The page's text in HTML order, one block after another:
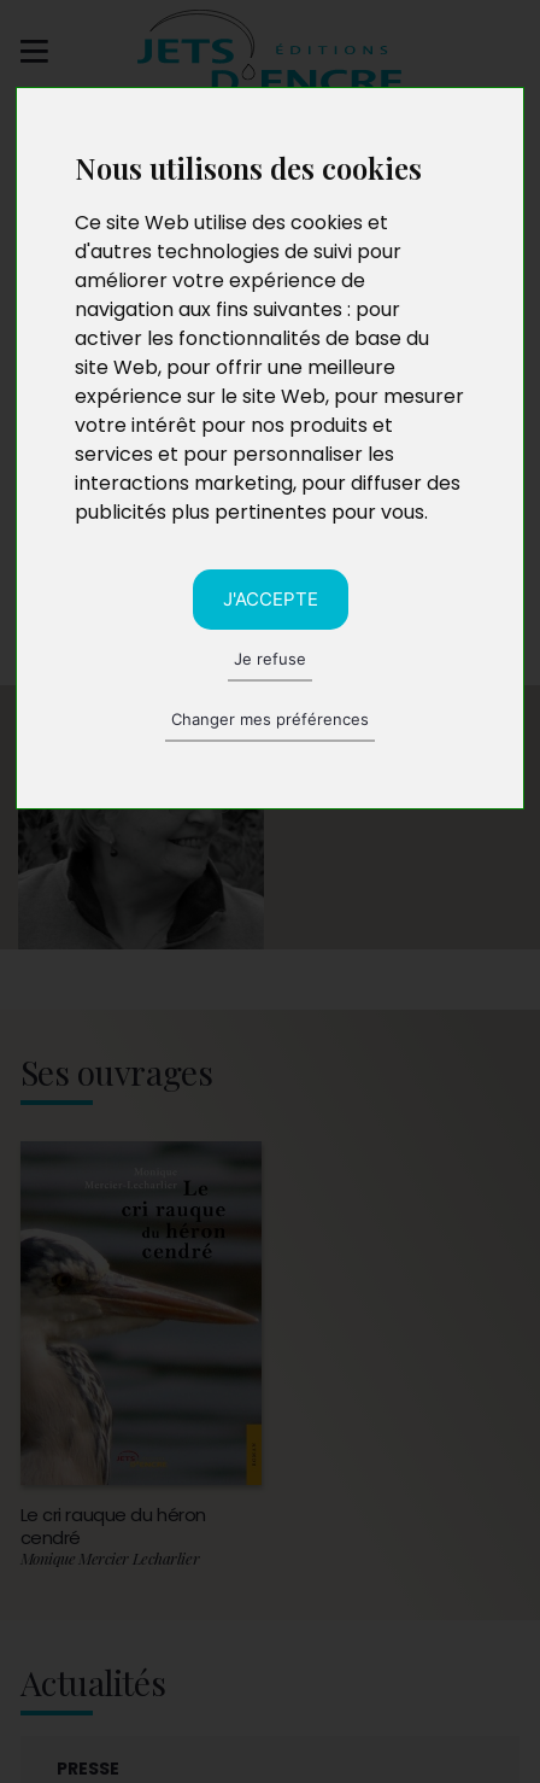
Nous utilisons des cookies
Ce site Web utilise des cookies et
d'autres technologies de suivi pour
améliorer votre expérience de
navigation aux fins suivantes : pour
activer les fonctionnalités de base du
site Web, pour offrir une meilleure
expérience sur le site Web, pour mesurer
votre intérêt pour nos produits et
services et pour personnaliser les
interactions marketing, pour diffuser des
publicités plus pertinentes pour vous.
J'ACCEPTE
Je refuse
Changer mes préférences
manuscrit
Monique Mercier
Lecharlier
Née à Liège en 1947, mère de trois filles et quatre fois
grand-mère, Monique Mercier-Lecharlier a mené une
carrière de psychologue.
Actuellement retraitée, elle vit à Namur où elle
s’implique dans la vie associative, les arts plastiques et
Après un premier roman historique,
Le pèlerinage du
(2008), elle revient à la fiction avec
Ses ouvrages
Le cri rauque du héron
cendré
Monique Mercier Lecharlier
Actualités
PRESSE